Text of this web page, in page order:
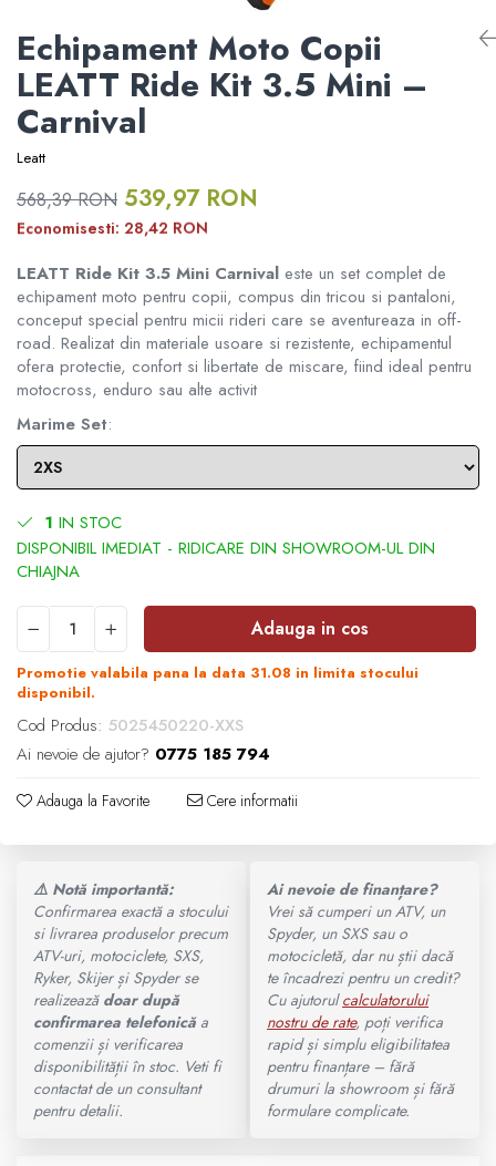
ATV CFMOTO X10
CFMOTO MY 2026
MODEL ATV GOES
GOES 400S
GOES 400L
GOES 500L
GOES 1000
GOES MY 2026
MODEL ATV CAN-AM
Can-Am Outlander
CAN-AM MY 2026
200 - 400 cmc. (8)
400 - 600 cmc. (65)
600 - 800 cmc. (29)
800 - 1000 cmc. (81)
Borseta
Geanta
Rucsac
Protectii
Sosete
Armura
ECHIPAMENTE MOTO
Casti
Ochelari
Manusi
Pantaloni
Borseta
Protectii
Sosete
Armura
ECHIPAMENTE COPII
DISTANTIERE ROTI ATV
APARATORI MAINI ATV
PORTBAGAJE SI SUPORTURI
BAGAJE
ACCESORII ELECTRONICE ATV /
SSV
ACCESORII MONTAJ ELECTRONICE
TOBE SPORT ATV / UTV
ACCESORII MOTO
ACCESORII IARNA ATV / SSV
SUPORT SKIJET
ACCESORII ATV
ANVELOPE ATV
BULLBAR SSV
ACCESORII SSV
CUTII SSV
ATV CFMOTO X10 1000 MUD
Formular returnare produs /
Cerere retragere din contract
Echipament Moto Copii
LEATT Ride Kit 3.5 Mini –
Carnival
Leatt
568,39 RON 539,97 RON
Economisesti:28,42 RON
LEATT Ride Kit 3.5 Mini Carnival este un set complet de
echipament moto pentru copii, compus din tricou si pantaloni,
conceput special pentru micii rideri care se aventureaza in off-
road. Realizat din materiale usoare si rezistente, echipamentul
ofera protectie, confort si libertate de miscare, fiind ideal pentru
motocross, enduro sau alte activit
Marime Set:
1 IN STOC
Adauga in cos
Promotie valabila pana la data 31.08 in limita stocului
disponibil.
Cod Produs: 5025450220-XXS
Ai nevoie de ajutor? 0775 185 794
Adauga la Favorite Cere informatii
⚠️ Notă importantă:
Confirmarea exactă a stocului
si livrarea produselor precum
ATV-uri, motociclete, SXS,
Ryker, Skijer și Spyder se
realizează doar după
confirmarea telefonicăa
comenzii și verificarea
disponibilității în stoc. Veti fi
contactat de un consultant
pentru detalii.
Ai nevoie de finanțare?
Vrei să cumperi un ATV, un
Spyder, un SXS sau o
motocicletă, dar nu știi dacă
te încadrezi pentru un credit?
Cu ajutorulcalculatorului
nostru de rate, poți verifica
rapid și simplu eligibilitatea
pentru finanțare – fără
drumuri la showroom și fără
formulare complicate.